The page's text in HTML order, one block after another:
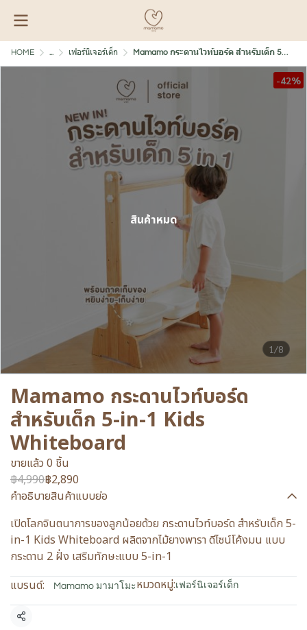
HOME ... เฟอร์นิเจอร์เด็ก Mamamo กระดานไวท์บอร์ด สำหรับเด็ก 5-in-1 Kids Whiteboard
1/8
-42%
สินค้าหมด
Mamamo กระดานไวท์บอร์ด
สำหรับเด็ก 5-in-1 Kids
Whiteboard
ขายแล้ว 0 ชิ้น
฿4,990฿2,890
คำอธิบายสินค้าแบบย่อ
เปิดโลกจินตนาการของลูกน้อยด้วย กระดานไวท์บอร์ด สำหรับเด็ก 5-
in-1 Kids Whiteboard ผลิตจากไม้ยางพารา ดีไซน์โค้งมน แบบ
กระดาน 2 ฝั่ง เสริมทักษะแบบ 5-in-1
แบรนด์:
Mamamo มามาโมะหมวดหมู่:เฟอร์นิเจอร์เด็ก
แชร์